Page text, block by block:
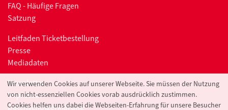
FAQ - Häufige Fragen
Satzung
Leitfaden Ticketbestellung
Presse
Mediadaten
Newsletter
Impressum
Datenschutzerklärung
Wir verwenden Cookies auf unserer Webseite. Sie müssen der Nutzung
von nicht-essenziellen Cookies vorab ausdrücklich zustimmen.
Cookies helfen uns dabei die Webseiten-Erfahrung für unsere Besucher